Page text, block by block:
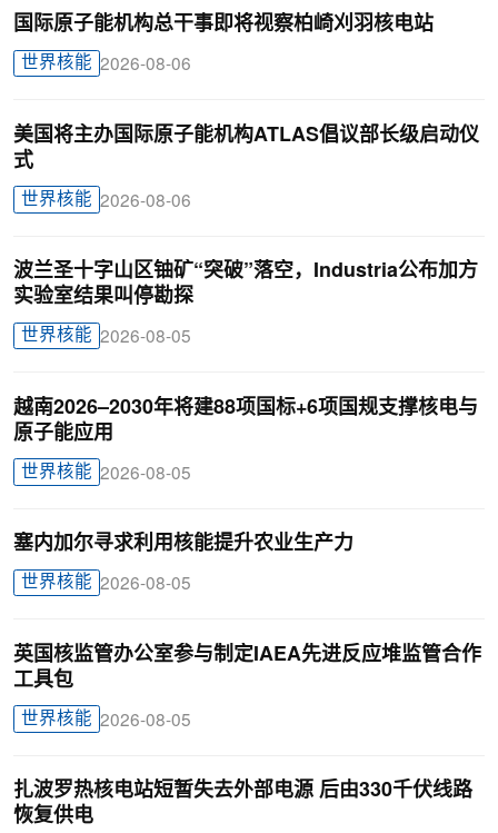
国际原子能机构总干事即将视察柏崎刈羽核电站
世界核能 2026-08-06
美国将主办国际原子能机构ATLAS倡议部长级启动仪
式
世界核能 2026-08-06
波兰圣十字山区铀矿“突破”落空，Industria公布加方
实验室结果叫停勘探
世界核能 2026-08-05
越南2026–2030年将建88项国标+6项国规支撑核电与
原子能应用
世界核能 2026-08-05
塞内加尔寻求利用核能提升农业生产力
世界核能 2026-08-05
英国核监管办公室参与制定IAEA先进反应堆监管合作
工具包
世界核能 2026-08-05
扎波罗热核电站短暂失去外部电源 后由330千伏线路
恢复供电